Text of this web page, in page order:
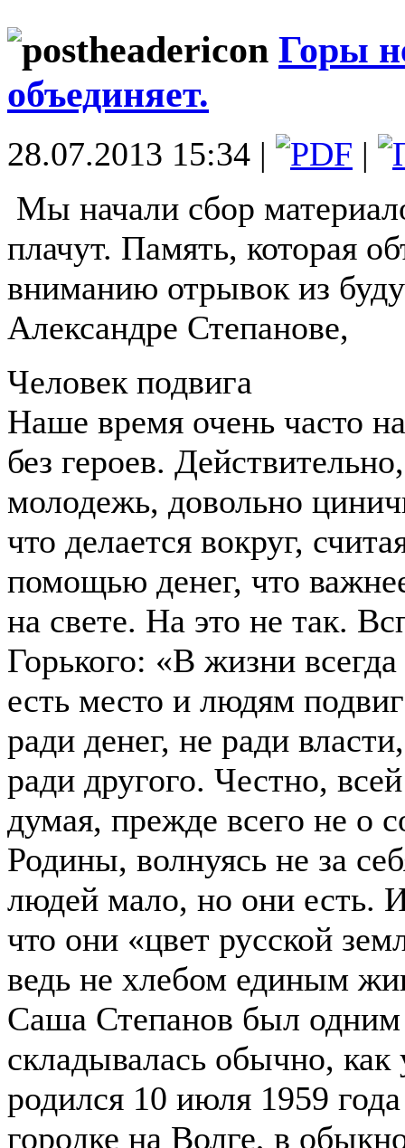
Горы
объединяет.
28.07.2013 15:34 |
|
Мы начали сбор
плачут. Память, которая
вниманию отрывок из
Александре Степанове,
Человек подвига
Наше время очень часто
без героев.
молодежь, довольно
что делается вокруг,
помощью денег, что
на свете. На это не так.
Горького: «В жизни
есть место и людям
ради денег, не ради
ради другого. Честно,
думая, прежде всего не о
Родины, волнуясь не за
людей мало, но они есть.
что они «цвет русской
ведь не хлебом единым
Саша Степанов был одним
складывалась обычно, как
родился 10 июля 1959
городке на Волге, в